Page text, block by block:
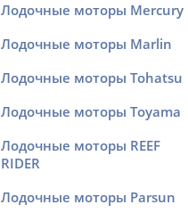
Лодочные моторы Mercury
Лодочные моторы Marlin
Лодочные моторы Tohatsu
Лодочные моторы Toyama
Лодочные моторы REEF
RIDER
Лодочные моторы Parsun